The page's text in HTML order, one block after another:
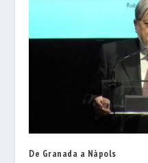
De Granada a Nàpols